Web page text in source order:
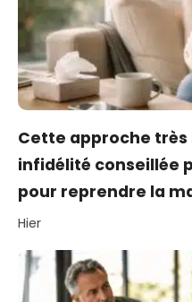
Cette approche très
infidélité conseillée
pour reprendre la
Hier